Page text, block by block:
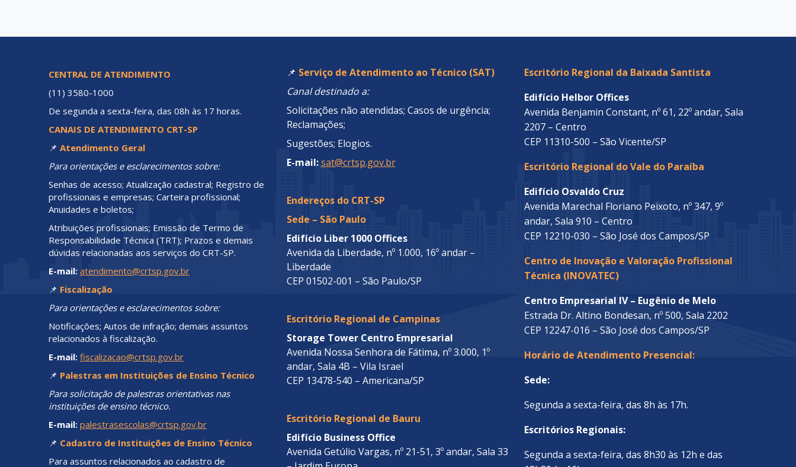
CENTRAL DE ATENDIMENTO
(11) 3580-1000
De segunda a sexta-feira, das 08h às 17 horas.
CANAIS DE ATENDIMENTO CRT-SP
📌 Atendimento Geral
Para orientações e esclarecimentos sobre:
Senhas de acesso; Atualização cadastral; Registro de
profissionais e empresas; Carteira profissional;
Anuidades e boletos;
Atribuições profissionais; Emissão de Termo de
Responsabilidade Técnica (TRT); Prazos e demais
dúvidas relacionadas aos serviços do CRT-SP.
E-mail: atendimento@crtsp.gov.br
📌 Fiscalização
Para orientações e esclarecimentos sobre:
Notificações; Autos de infração; demais assuntos
relacionados à fiscalização.
E-mail: fiscalizacao@crtsp.gov.br
📌 Palestras em Instituições de Ensino Técnico
Para solicitação de palestras orientativas nas
instituições de ensino técnico.
E-mail: palestrasescolas@crtsp.gov.br
📌 Cadastro de Instituições de Ensino Técnico
Para assuntos relacionados ao cadastro de
📌 Serviço de Atendimento ao Técnico (SAT)
Canal destinado a:
Solicitações não atendidas; Casos de urgência;
Reclamações;
Sugestões; Elogios.
E-mail:sat@crtsp.gov.br
Endereços do CRT-SP
Sede – São Paulo
Edifício Liber 1000 Offices
Avenida da Liberdade, nº 1.000, 16º andar –
Liberdade
CEP 01502-001 – São Paulo/SP
Escritório Regional de Campinas
Storage Tower Centro Empresarial
Avenida Nossa Senhora de Fátima, nº 3.000, 1º
andar, Sala 4B – Vila Israel
CEP 13478-540 – Americana/SP
Escritório Regional de Bauru
Edifício Business Office
Avenida Getúlio Vargas, nº 21-51, 3º andar, Sala 33
Escritório Regional da Baixada Santista
Edifício Helbor Offices
Avenida Benjamin Constant, nº 61, 22º andar, Sala
2207 – Centro
CEP 11310-500 – São Vicente/SP
Escritório Regional do Vale do Paraíba
Edifício Osvaldo Cruz
Avenida Marechal Floriano Peixoto, nº 347, 9º
andar, Sala 910 – Centro
CEP 12210-030 – São José dos Campos/SP
Centro de Inovação e Valoração Profissional
Técnica (INOVATEC)
Centro Empresarial IV – Eugênio de Melo
Estrada Dr. Altino Bondesan, nº 500, Sala 2202
CEP 12247-016 – São José dos Campos/SP
Horário de Atendimento Presencial:
Sede:
Segunda a sexta-feira, das 8h às 17h.
Escritórios Regionais:
Segunda a sexta-feira, das 8h30 às 12h e das